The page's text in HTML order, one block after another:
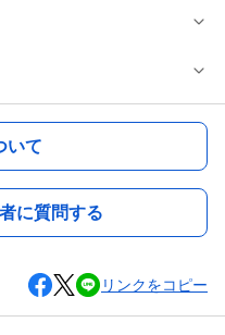
いて
に質問する
リンクをコピー